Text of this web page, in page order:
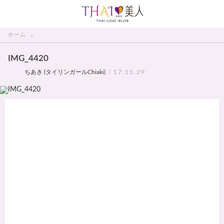
ホーム
IMG_4420
ちあき (タイリンガールChiaki) 17.11.29